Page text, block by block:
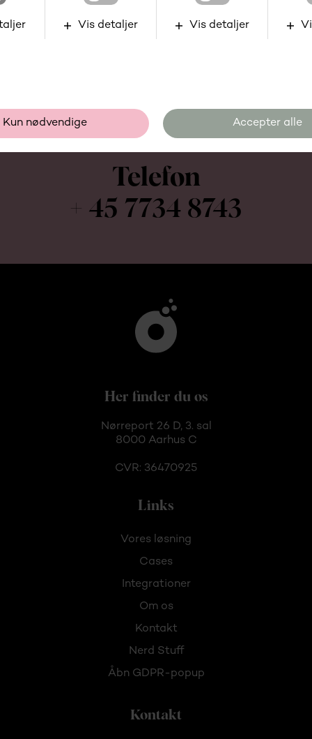
Kontakt os på telefon
Mandag-torsdag: 09:00-15:45
Telefon
+ 45 7734 8743
Her finder du os
Nørreport 26 D, 3. sal
8000 Aarhus C
CVR: 36470925
Links
Vores løsning
Cases
Integrationer
Om os
Kontakt
Nerd Stuff
Åbn GDPR-popup
Kontakt